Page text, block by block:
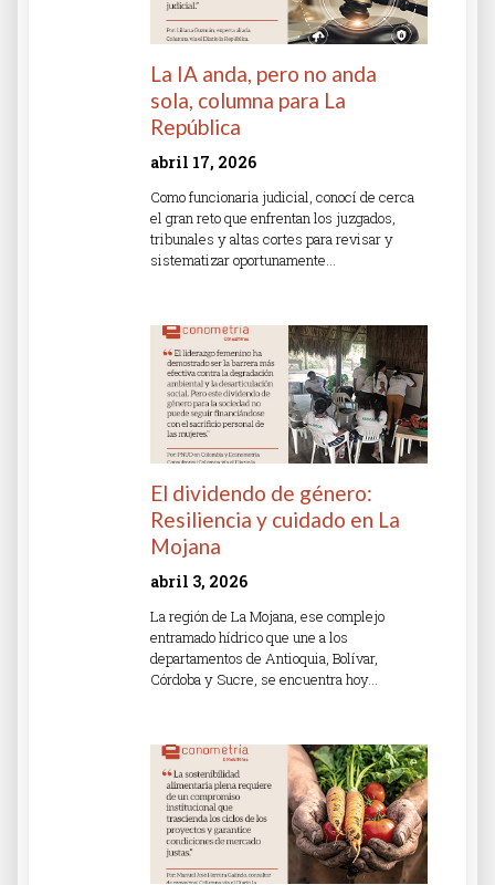
La IA anda, pero no anda
sola, columna para La
República
abril 17, 2026
Como funcionaria judicial, conocí de cerca
el gran reto que enfrentan los juzgados,
tribunales y altas cortes para revisar y
sistematizar oportunamente…
El dividendo de género:
Resiliencia y cuidado en La
Mojana
abril 3, 2026
La región de La Mojana, ese complejo
entramado hídrico que une a los
departamentos de Antioquia, Bolívar,
Córdoba y Sucre, se encuentra hoy…